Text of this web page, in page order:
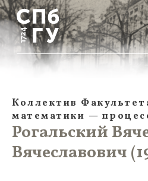
Коллектив
математики —
Рогальский
Вячеславович